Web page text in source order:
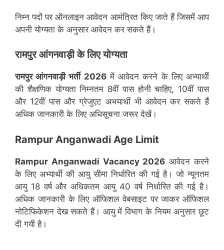
निम्न पदों पर ऑनलाइन आवेदन आमंत्रित किए जाते हैं जिसमें आप
अपनी योग्यता के अनुसार आवेदन कर सकते हैं।
रामपुरआंगनवाड़ी के लिए योग्यता
रामपुरआंगनवाड़ी भर्ती 2026में आवेदन करने के लिए अभ्यार्थी
की शैक्षणिक योग्यता निम्नतम 8वीं पास होनी चाहिए, 10वीं पास
और 12वीं पास और ग्रेजुएट अभयार्थी भी आवेदन कर सकते हैं
अधिक जानकारी के लिए अधिसूचना जरूर देखें।
Rampur Anganwadi Age Limit
Rampur Anganwadi Vacancy 2026 आवेदन करने
के लिए अभ्यार्थी की आयु सीमा निर्धारित की गई है। जो न्यूनतम
आयु 18 वर्ष और अधिकतम आयु 40 वर्ष निर्धारित की गई है।
अधिक जानकारी के लिए ऑफिशल वेबसाइट पर जाकर ऑफिशल
नोटिफिकेशन देख सकते हैं। आयु में विभाग के नियम अनुसार छूट
दी गयी है।